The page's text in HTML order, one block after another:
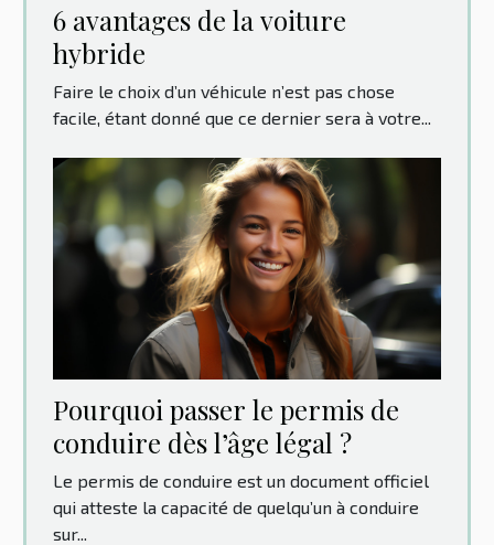
6 avantages de la voiture
hybride
Faire le choix d’un véhicule n’est pas chose
facile, étant donné que ce dernier sera à votre...
Pourquoi passer le permis de
conduire dès l’âge légal ?
Le permis de conduire est un document officiel
qui atteste la capacité de quelqu’un à conduire
sur...